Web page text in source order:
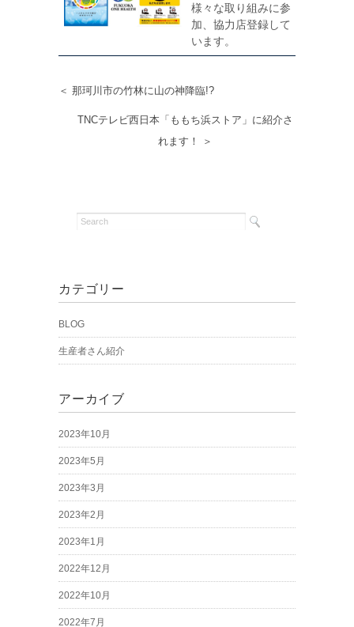
様々な取り組みに参
加、協力店登録して
います。
＜ 那珂川市の竹林に山の神降臨!?
TNCテレビ西日本「ももち浜ストア」に紹介さ
れます！ ＞
カテゴリー
BLOG
生産者さん紹介
アーカイブ
2023年10月
2023年5月
2023年3月
2023年2月
2023年1月
2022年12月
2022年10月
2022年7月